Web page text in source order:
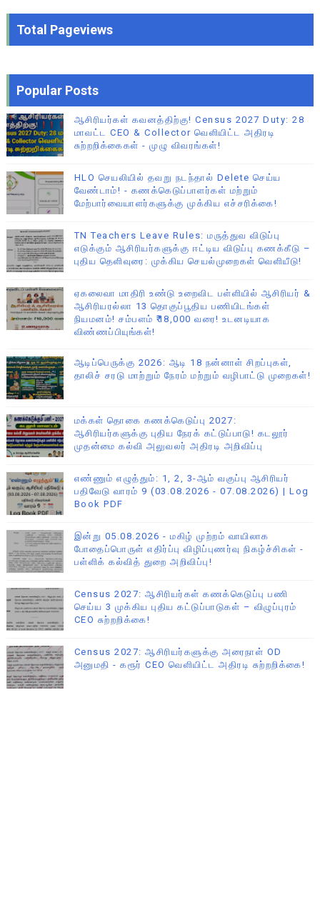
Total Pageviews
Popular Posts
ஆசிரியர்கள் கவனத்திற்கு! Census 2027 Duty: 28
மாவட்ட CEO & Collector வெளியிட்ட அதிரடி
சுற்றறிக்கைகள் - முழு விவரங்கள்!
HLO செயலியில் தவறு நடந்தால் Delete செய்ய
வேண்டாம்! - கணக்கெடுப்பாளர்கள் மற்றும்
மேற்பார்வையாளர்களுக்கு முக்கிய எச்சரிக்கை!
TN Teachers Leave Rules: மருத்துவ விடுப்பு
எடுக்கும் ஆசிரியர்களுக்கு ஈட்டிய விடுப்பு கணக்கீடு –
புதிய தெளிவுரை: முக்கிய செயல்முறைகள் வெளியீடு!
ஏகலைவா மாதிரி உண்டு உறைவிட பள்ளியில் ஆசிரியர் &
ஆசிரியரல்லா 13 தொகுப்பூதிய பணியிடங்கள்
நியமனம்! சம்பளம் ₹18,000 வரை! உடனடியாக
விண்ணப்பியுங்கள்!
ஆடிப்பெருக்கு 2026: ஆடி 18 நன்னாள் சிறப்புகள்,
தாலிச் சரடு மாற்றும் நேரம் மற்றும் வழிபாட்டு முறைகள்!
மக்கள் தொகை கணக்கெடுப்பு 2027:
ஆசிரியர்களுக்கு புதிய நேரக் கட்டுப்பாடு! கடலூர்
முதன்மை கல்வி அலுவலர் அதிரடி அறிவிப்பு
எண்ணும் எழுத்தும்: 1, 2, 3-ஆம் வகுப்பு ஆசிரியர்
பதிவேடு வாரம் 9 (03.08.2026 - 07.08.2026) | Log
Book PDF
இன்று 05.08.2026 - மகிழ் முற்றம் வாயிலாக
போதைப்பொருள் எதிர்ப்பு விழிப்புணர்வு நிகழ்ச்சிகள் -
பள்ளிக் கல்வித் துறை அறிவிப்பு!
Census 2027: ஆசிரியர்கள் கணக்கெடுப்பு பணி
செய்ய 3 முக்கிய புதிய கட்டுப்பாடுகள் – விழுப்புரம்
CEO சுற்றறிக்கை!
Census 2027: ஆசிரியர்களுக்கு அரைநாள் OD
அனுமதி - கரூர் CEO வெளியிட்ட அதிரடி சுற்றறிக்கை!